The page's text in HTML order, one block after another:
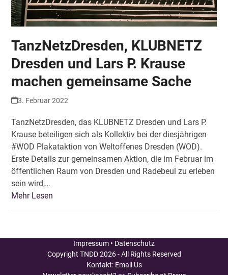
TanzNetzDresden, KLUBNETZ
Dresden und Lars P. Krause
machen gemeinsame Sache
3. Februar 2022
TanzNetzDresden, das KLUBNETZ Dresden und Lars P.
Krause beteiligen sich als Kollektiv bei der diesjährigen
#WOD Plakataktion von Weltoffenes Dresden (WOD).
Erste Details zur gemeinsamen Aktion, die im Februar im
öffentlichen Raum von Dresden und Radebeul zu erleben
sein wird,…
Mehr Lesen
Impressum • Datenschutz
Copyright TNDD2026 - All Rights Reserved
Kontakt: Email Us